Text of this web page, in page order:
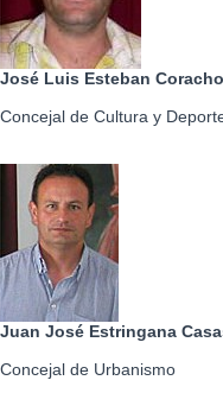
José Luis Esteban Coracho
Concejal de Cultura y
Juan José Estringana
Concejal de Urbanismo